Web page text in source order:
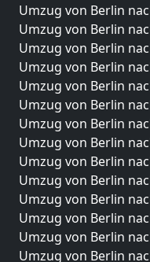
Umzug von Berlin
Umzug von Berlin
Umzug von Berlin
Umzug von Berlin
Umzug von Berlin
Umzug von Berlin
Umzug von Berlin
Umzug von Berlin
Umzug von Berlin
Umzug von Berlin
Umzug von Berlin
Umzug von Berlin
Umzug von Berlin
Umzug von Berlin